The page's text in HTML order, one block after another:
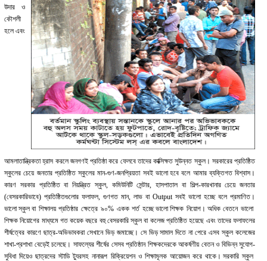
উদার ও
কৌশলী
হলে এবং
আমলাতান্ত্রিকতা হ্রাস করলে জনগণই প্রতিষ্ঠা করে ফেলবে তাদের কাক্সিক্ষত সুউন্নত স্কুল। সরকারের প্রতিষ্ঠিত
স্কুলের চেয়ে জনতার প্রতিষ্ঠিত স্কুলের মান-গুণ-জনপ্রিয়তা সবই ভালো হবে বলে আমার ব্যক্তিগত বিশ্বাস।
কারণ সরকার প্রতিষ্ঠিত বা নিয়ন্ত্রিত স্কুল, কমিউনিটি সেন্টার, হাসপাতাল বা শিল্প-কারখানার চেয়ে জনতার
(বেসরকারিভাবে) প্রতিষ্ঠিতগুলোর ফলাফল, গুণগত মান, লাভ বা Output সবই ভালো হচ্ছে বলে প্রমাণিত।
ভালো স্কুল বা শিক্ষালয় প্রতিষ্ঠার ক্ষেত্রে ৯০% একক শর্ত হচ্ছে ভালো শিক্ষক নিয়োগ। অধিক বেতনে ভালো
শিক্ষক নিয়োগের মাধ্যমে গত কয়েক বছরে বহু বেসরকারি স্কুল বা কলেজ প্রতিষ্ঠিত হয়েছে এবং তাদের ফলাফলের
শীর্ষত্বের কারণে ছাত্র-অভিভাবকরা সেখানে ভিড় জমাচ্ছে। সে ভিড় সামাল দিতে না পেরে এসব স্কুল কলেজের
শাখা-প্রশাখা বেড়েই চলেছে। সাফল্যের শীর্ষের সেসব প্রতিষ্ঠান শিক্ষকদেরকে আকর্ষণীয় বেতন ও বিভিন্ন সুযোগ-
সুবিধা দিয়েও ছাত্রদের স্টাডি ট্যুরসহ নানারূপ রিক্রিয়েশন ও শিক্ষামূলক আয়োজন করে থাকে। সরকারি স্কুল